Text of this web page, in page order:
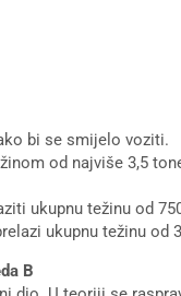
bi se smijelo voziti.
od najviše 3,5
ukupnu težinu od
ukupnu težinu od
B